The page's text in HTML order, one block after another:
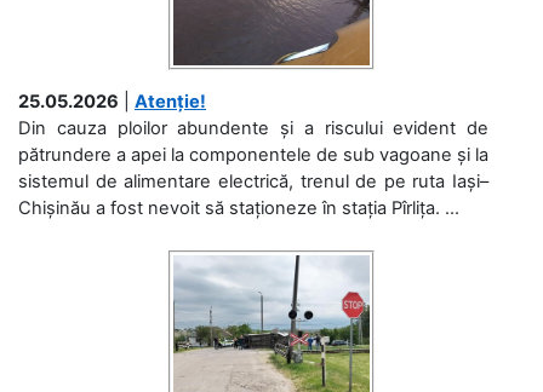
25.05.2026
Atenție!
Din cauza ploilor abundente și a riscului evident de
pătrundere a apei la componentele de sub vagoane și la
sistemul de alimentare electrică, trenul de pe ruta Iași–
Chișinău a fost nevoit să staționeze în stația Pîrlița. ...